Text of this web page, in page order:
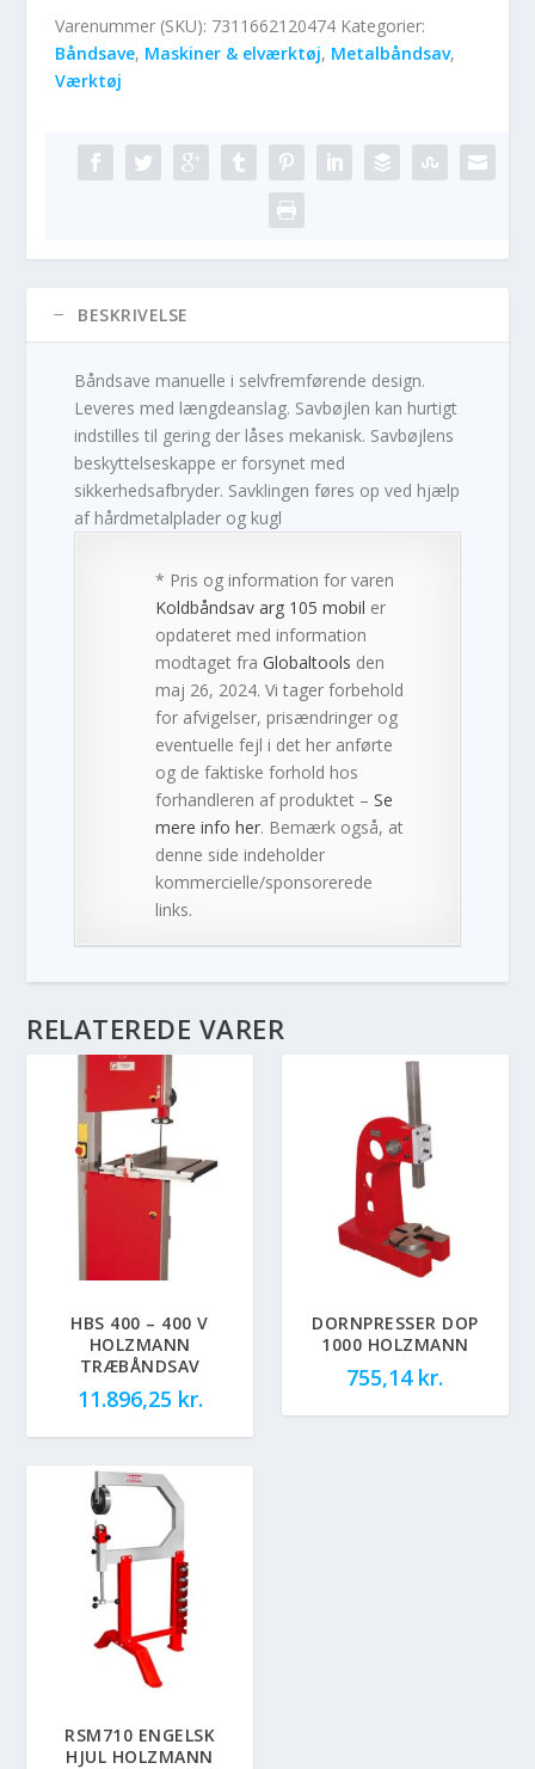
Varenummer (SKU): 7311662120474 Kategorier:
Båndsave, Maskiner & elværktøj, Metalbåndsav,
Værktøj
BESKRIVELSE
Båndsave manuelle i selvfremførende design.
Leveres med længdeanslag. Savbøjlen kan hurtigt
indstilles til gering der låses mekanisk. Savbøjlens
beskyttelseskappe er forsynet med
sikkerhedsafbryder. Savklingen føres op ved hjælp
af hårdmetalplader og kugl
* Pris og information for varen
Koldbåndsav arg 105 mobil er
opdateret med information
modtaget fraGlobaltools den
maj 26, 2024. Vi tager forbehold
for afvigelser, prisændringer og
eventuelle fejl i det her anførte
og de faktiske forhold hos
forhandleren af produktet –Se
mere info her. Bemærk også, at
denne side indeholder
kommercielle/sponsorerede
links.
RELATEREDE VARER
HBS 400 – 400 V
HOLZMANN
TRÆBÅNDSAV
11.896,25 kr.
DORNPRESSER DOP
1000 HOLZMANN
755,14 kr.
RSM710 ENGELSK
HJUL HOLZMANN